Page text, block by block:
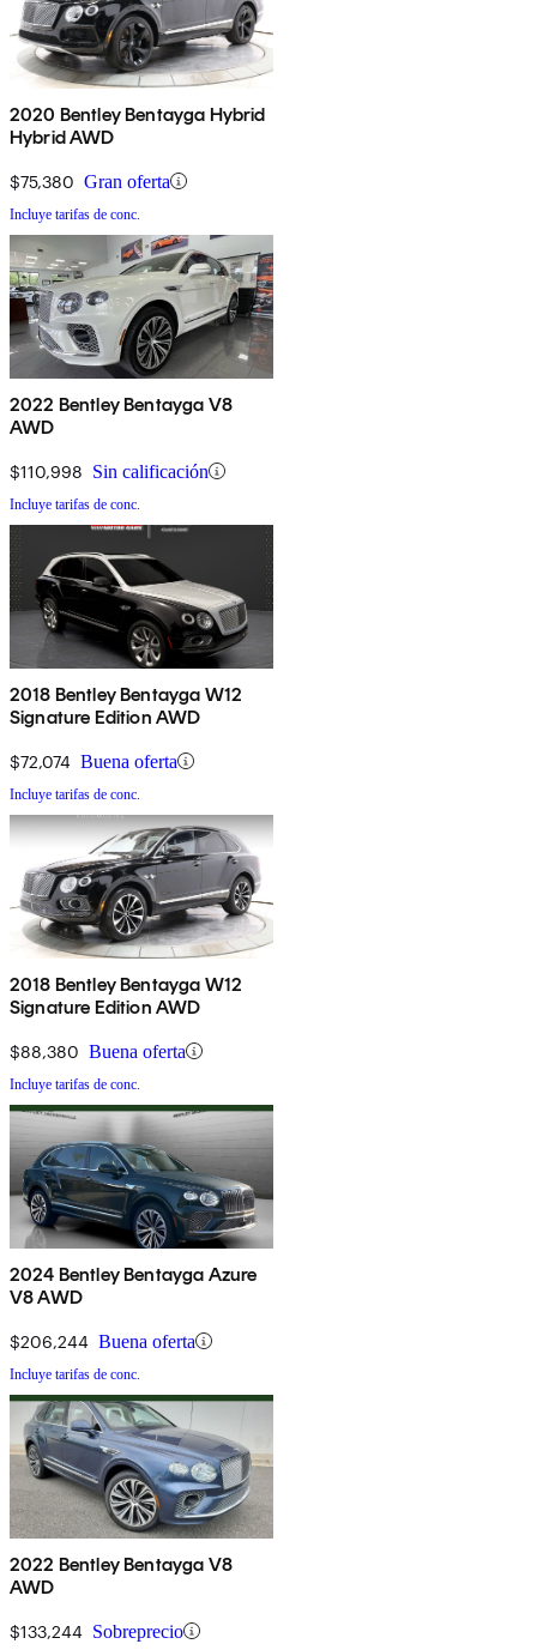
2020 Bentley Bentayga Hybrid
Hybrid AWD
$75,380 Gran oferta
Incluye tarifas de conc.
2022 Bentley Bentayga V8
AWD
$110,998 Sin calificación
Incluye tarifas de conc.
2018 Bentley Bentayga W12
Signature Edition AWD
$72,074 Buena oferta
Incluye tarifas de conc.
2018 Bentley Bentayga W12
Signature Edition AWD
$88,380 Buena oferta
Incluye tarifas de conc.
2024 Bentley Bentayga Azure
V8 AWD
$206,244 Buena oferta
Incluye tarifas de conc.
2022 Bentley Bentayga V8
AWD
$133,244 Sobreprecio